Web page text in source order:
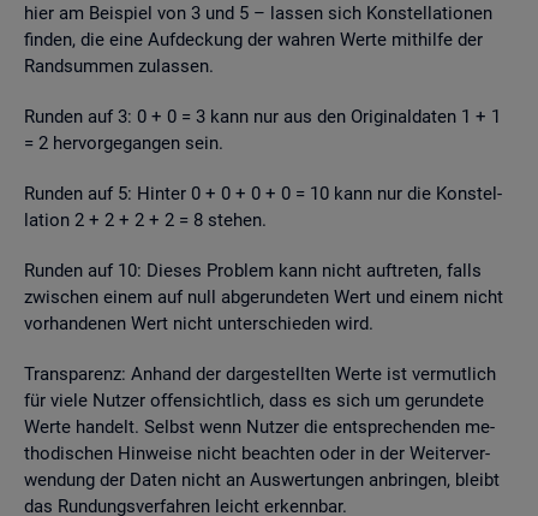
hier am Bei­spiel von 3 und 5 – las­sen sich Kon­stel­la­tio­nen
fin­den, die eine Auf­de­ckung der wah­ren Werte mit­hil­fe der
Rand­sum­men zu­las­sen.
Run­den auf 3: 0 + 0 = 3 kann nur aus den Ori­gi­nal­da­ten 1 + 1
= 2 her­vor­ge­gan­gen sein.
Run­den auf 5: Hin­ter 0 + 0 + 0 + 0 = 10 kann nur die Kon­stel­
la­ti­on 2 + 2 + 2 + 2 = 8 ste­hen.
Run­den auf 10: Die­ses Pro­blem kann nicht auf­tre­ten, falls
zwi­schen einem auf null ab­ge­run­de­ten Wert und einem nicht
vor­han­de­nen Wert nicht un­ter­schie­den wird.
Trans­pa­renz: An­hand der dar­ge­stell­ten Werte ist ver­mut­lich
für viele Nut­zer of­fen­sicht­lich, dass es sich um ge­run­de­te
Werte han­delt. Selbst wenn Nut­zer die ent­spre­chen­den me­
tho­di­schen Hin­wei­se nicht be­ach­ten oder in der Wei­ter­ver­
wen­dung der Daten nicht an Aus­wer­tun­gen an­brin­gen, bleibt
das Run­dungs­ver­fah­ren leicht er­kenn­bar.